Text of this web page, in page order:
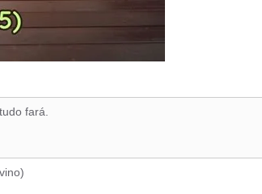
fará.
)